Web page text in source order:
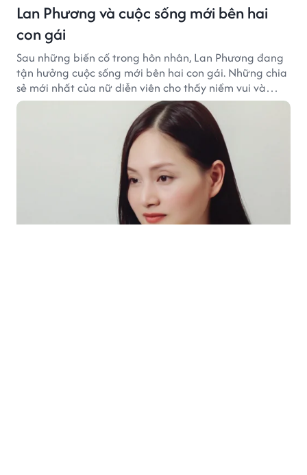
Lan Phương và cuộc sống mới bên hai
con gái
Sau những biến cố trong hôn nhân, Lan Phương đang
tận hưởng cuộc sống mới bên hai con gái. Những chia
sẻ mới nhất của nữ diễn viên cho thấy niềm vui và
hạnh phúc hiện tại đến từ những điều bình dị mỗi